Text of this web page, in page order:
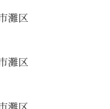
灘区
灘区